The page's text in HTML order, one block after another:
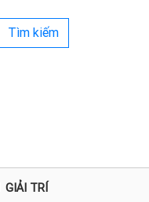
Tìm kiếm
GIẢI TRÍ